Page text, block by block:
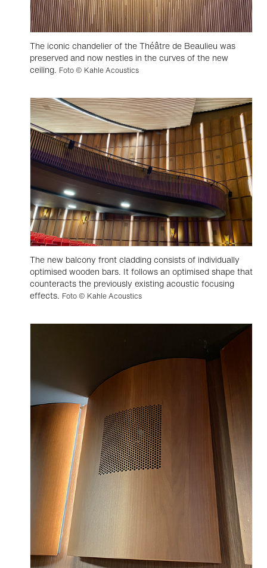
The iconic chandelier of the Théâtre de Beaulieu was
preserved and now nestles in the curves of the new
ceiling. Foto © Kahle Acoustics
The new balcony front cladding consists of individually
optimised wooden bars. It follows an optimised shape that
counteracts the previously existing acoustic focusing
effects. Foto © Kahle Acoustics